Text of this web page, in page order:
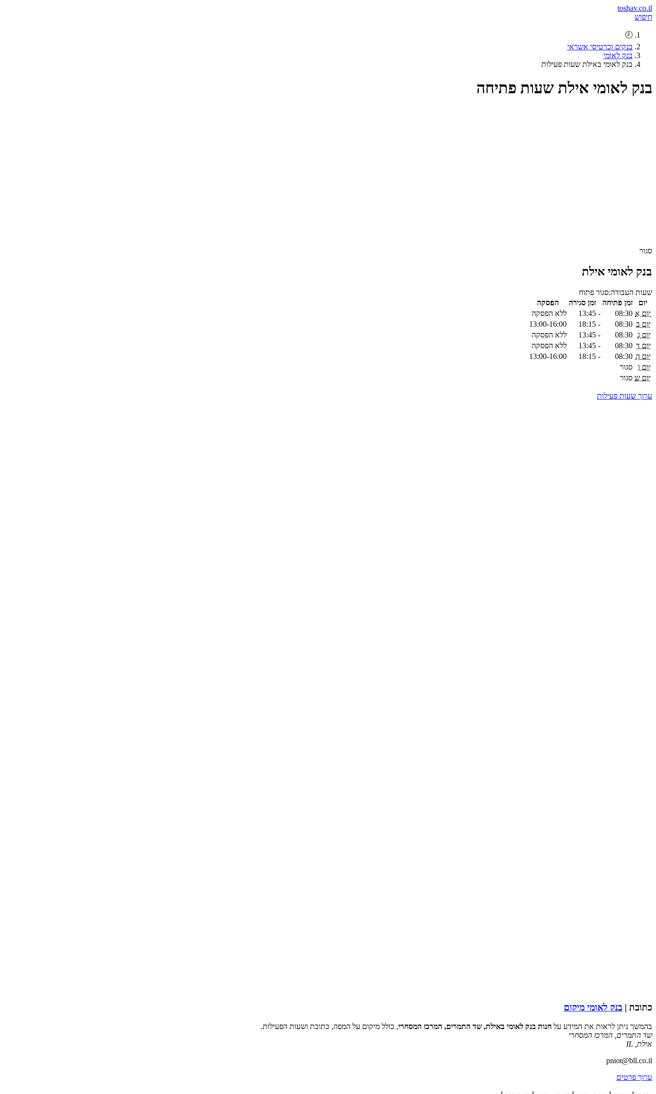
toshav.co.il
חיפוש
🕗
בנקים וכרטיסי אשראי
בנק לאומי
בנק לאומי באילת שעות פעילות
בנק לאומי אילת שעות פתיחה
סגור
בנק לאומי אילת
שעות העבודה:סגור פתוח
יום
זמן פתיחה זמן סגירה
הפסקה
יום א 08:30
-
13:45
ללא הפסקה
יום ב 08:30
-
18:15
13:00-16:00
יום ג 08:30
-
13:45
ללא הפסקה
יום ד 08:30
-
13:45
ללא הפסקה
יום ה 08:30
-
18:15
13:00-16:00
יום ו
סגור
יום ש סגור
ערוך שעות פעילות
כתובת | בנק לאומי מיקום
בהמשך ניתן לראות את המידע על חנות בנק לאומי באילת, שד התמרים, המרכז המסחרי, כולל מיקום על המפה, כתובת ושעות הפעילות.
שד התמרים, המרכז המסחרי
אילת IL
pniot@bll.co.il
ערוך פרטים